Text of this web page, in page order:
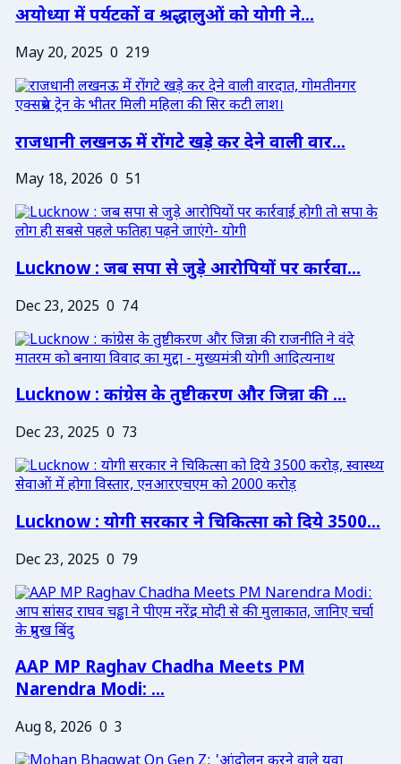
अयोध्या में पर्यटकों व श्रद्धालुओं को योगी ने...
May 20, 2025 0 219
राजधानी लखनऊ में रोंगटे खड़े कर देने वाली वार...
May 18, 2026 0 51
Lucknow : जब सपा से जुड़े आरोपियों पर कार्रवा...
Dec 23, 2025 0 74
Lucknow : कांग्रेस के तुष्टीकरण और जिन्ना की ...
Dec 23, 2025 0 73
Lucknow : योगी सरकार ने चिकित्सा को दिये 3500...
Dec 23, 2025 0 79
AAP MP Raghav Chadha Meets PM
Narendra Modi: ...
Aug 8, 2026 0 3